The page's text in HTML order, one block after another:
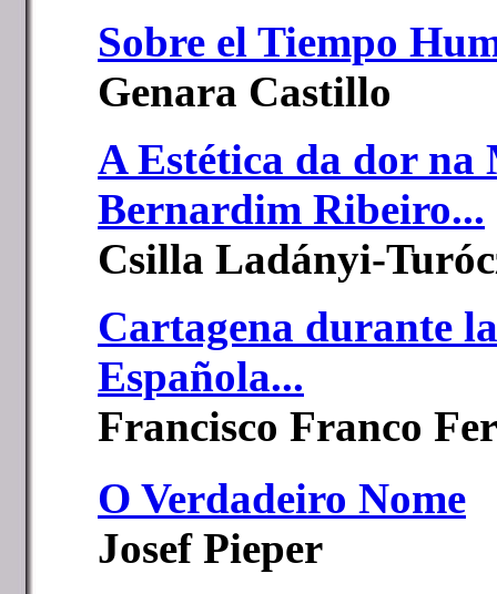
Sobre el Tiempo
Genara Castillo
A Estética da dor na
Bernardim Ribeiro...
Csilla Ladányi-
Cartagena durante
Española...
Francisco Franco
O Verdadeiro Nome
Josef Pieper